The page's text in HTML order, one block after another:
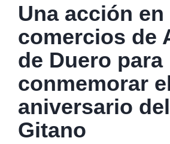
Una acción
comercios de
de Duero para
conmemorar
aniversario
Gitano